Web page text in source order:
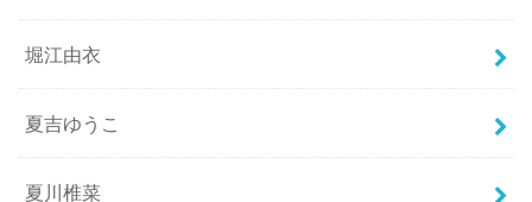
堀江由衣
夏吉ゆうこ
夏川椎菜